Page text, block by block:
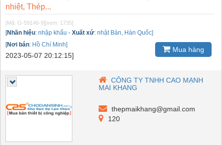
nhiệt, Thép...
[Mã: G-59146-9] [xem: 1735]
[Nhãn hiệu: nhập khẩu - Xuất xứ: nhật Bản, Hàn Quốc]
[Nơi bán: Hồ Chí Minh]
2023-05-07 20:12:15]
Mua hàng
CÔNG TY TNHH CAO MẠNH
MAI KHANG
thepmaikhang@gmail.com
120